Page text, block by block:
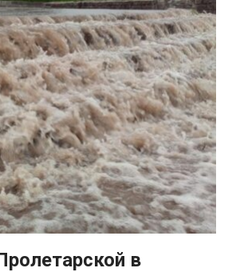
в